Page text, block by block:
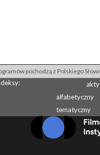
pochodzą z Polskiego
alfabetyczny
tematyczny